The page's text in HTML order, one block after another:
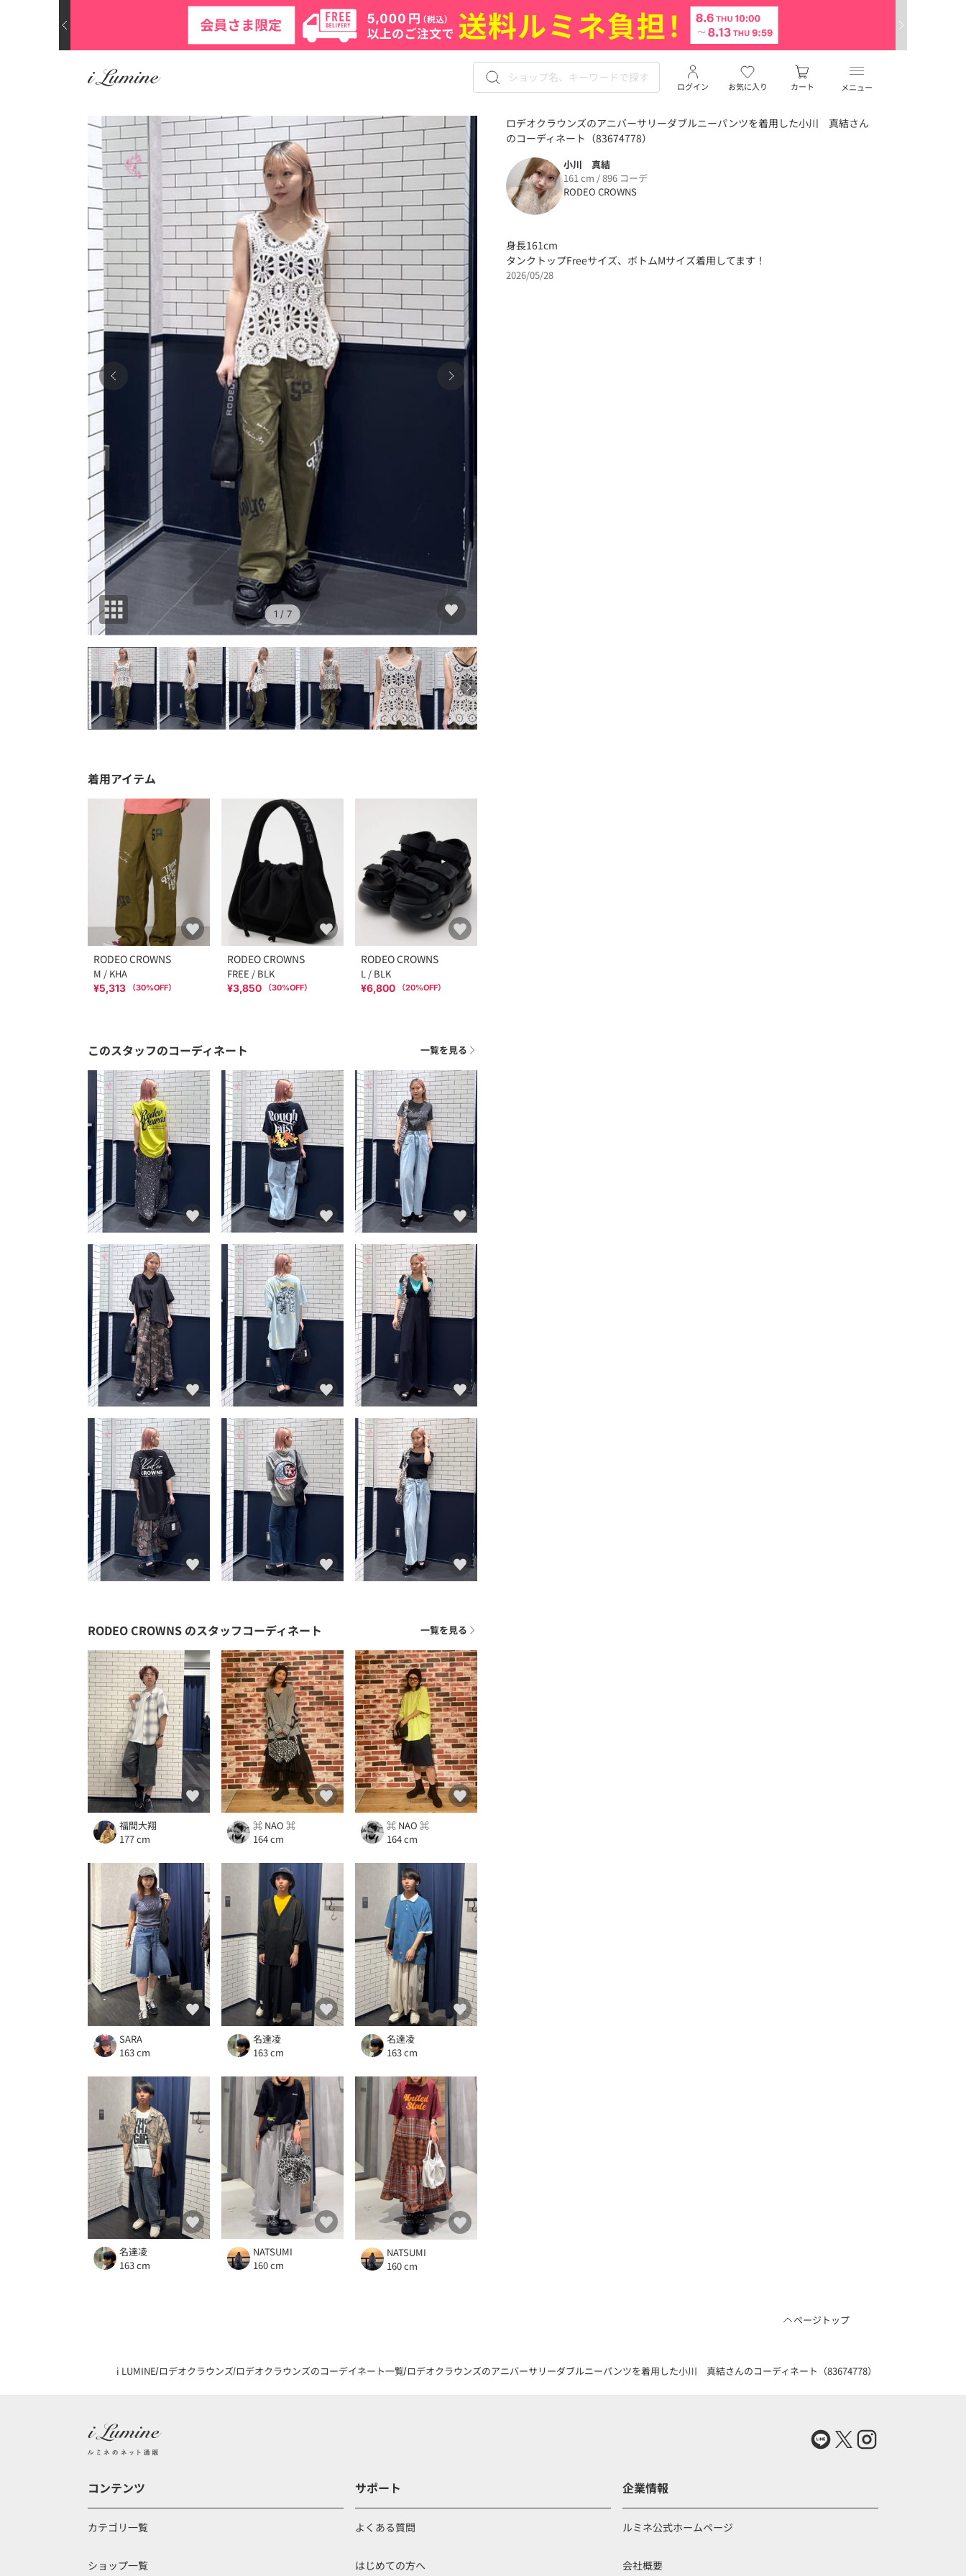
メニュー
お気に入り
ログイン カート
1 / 7
ロデオクラウンズのアニバーサリーダブルニーパンツを着用した小川 真結さん
のコーディネート（83674778）
小川 真結
161 cm / 896 コーデ
RODEO CROWNS
身長161cm
タンクトップFreeサイズ、ボトムMサイズ着用してます！
2026/05/28
着用アイテム
RODEO CROWNS
M / KHA
¥5,313 （30%OFF）
RODEO CROWNS
FREE / BLK
¥3,850 （30%OFF）
RODEO CROWNS
L / BLK
¥6,800 （20%OFF）
このスタッフのコーディネート 一覧を見る
RODEO CROWNS のスタッフコーディネート 一覧を見る
福間大翔
177 cm
⌘ NAO ⌘
164 cm
⌘ NAO ⌘
164 cm
SARA
163 cm
名達凌
163 cm
名達凌
163 cm
名達凌
163 cm
NATSUMI
160 cm
NATSUMI
160 cm
ページトップ
i LUMINE ロデオクラウンズ ロデオクラウンズのコーデイネート一覧ロデオクラウンズのアニバーサリーダブルニーパンツを着用した小川 真結さんのコーディネート（83674778）
コンテンツ
カテゴリ一覧
ショップ一覧
サポート
よくある質問
はじめての方へ
企業情報
ルミネ公式ホームページ
会社概要